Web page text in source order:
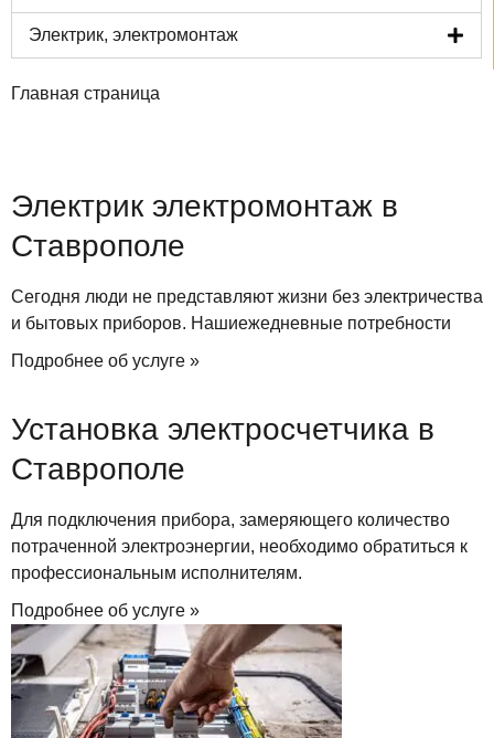
Электрик, электромонтаж
Главная страница
Электрик электромонтаж в
Ставрополе
Сегодня люди не представляют жизни без электричества
и бытовых приборов. Нашиежедневные потребности
Подробнее об услуге »
Установка электросчетчика в
Ставрополе
Для подключения прибора, замеряющего количество
потраченной электроэнергии, необходимо обратиться к
профессиональным исполнителям.
Подробнее об услуге »